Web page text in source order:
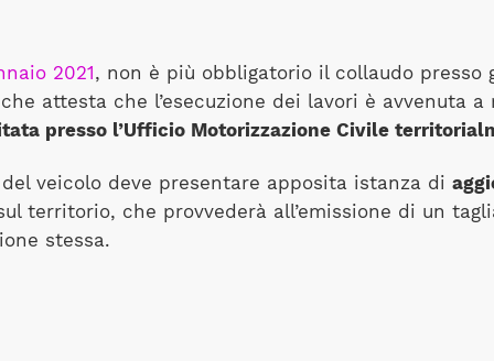
2021, non è più obbligatorio il collaudo presso
attesta che l’esecuzione dei lavori è avvenuta a
presso l’Ufficio Motorizzazione Civile
veicolo deve presentare apposita istanza di
territorio, che provvederà all’emissione di un
stessa.